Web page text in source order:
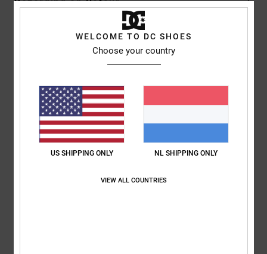
Bezorging en Retour
Reviews van klanten
Gemiddelde score
5.0
WELCOME TO DC SHOES
Choose your country
US SHIPPING ONLY NL SHIPPING ONLY
VIEW ALL COUNTRIES